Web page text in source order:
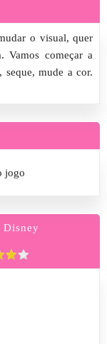
o visual, quer
Vamos começar a
seque, mude a cor.
jogo
Disney